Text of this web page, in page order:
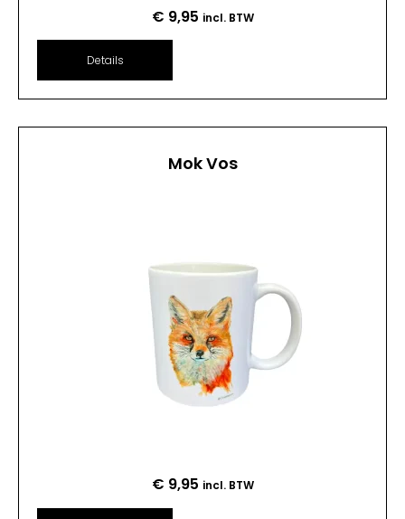
€ 9,95 incl. BTW
Details
Mok Vos
€ 9,95 incl. BTW